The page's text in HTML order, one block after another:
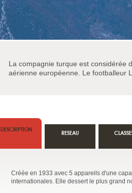
La compagnie turque est considérée
aérienne européenne. Le footballeur
DESCRIPTION
Créée en 1933 avec 5 appareils d'une
internationales. Elle dessert le plus grand
RESEAU